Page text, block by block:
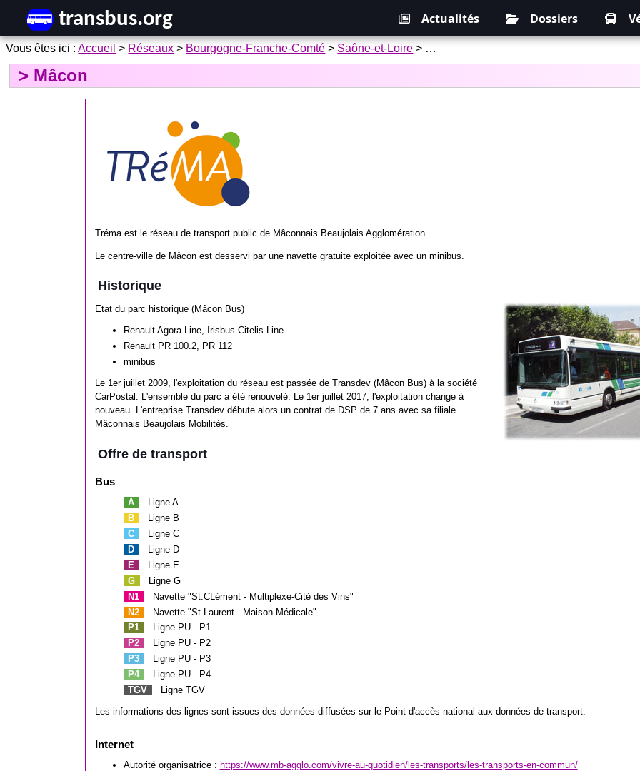
Actualités Dossiers
Accueil > Réseaux > Bourgogne-Franche-Comté > Saône-et-Loire > …
Mâcon
Tréma est le réseau de transport public de Mâconnais Beaujolais Agglomération.
Le centre-ville de Mâcon est desservi par une navette gratuite exploitée avec un minibus.
Historique
Etat du parc historique (Mâcon Bus)
Renault Agora Line, Irisbus Citelis Line
Renault PR 100.2, PR 112
minibus
Le 1er juillet 2009, l'exploitation du réseau est passée de Transdev (Mâcon Bus) à la société
CarPostal. L'ensemble du parc a été renouvelé. Le 1er juillet 2017, l'exploitation change à
nouveau. L'entreprise Transdev débute alors un contrat de DSP de 7 ans avec sa filiale
Mâconnais Beaujolais Mobilités.
Offre de transport
Bus
A
Ligne A
B
Ligne B
C
Ligne C
D
Ligne D
E
Ligne E
G
Ligne G
N1
Navette "St.CLément - Multiplexe-Cité des Vins"
N2
Navette "St.Laurent - Maison Médicale"
P1
Ligne PU - P1
P2
Ligne PU - P2
P3
Ligne PU - P3
P4
Ligne PU - P4
TGV
Ligne TGV
Les informations des lignes sont issues des données diffusées sur le Point d'accès national aux données de transport.
Internet
Autorité organisatrice : https://www.mb-agglo.com/vivre-au-quotidien/les-transports/les-transports-en-commun/